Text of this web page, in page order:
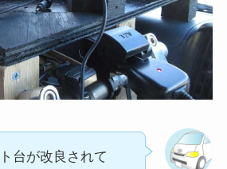
台が改良されて